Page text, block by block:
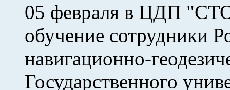
05 февраля в ЦДП
обучение сотрудники
навигационно-
Государственного